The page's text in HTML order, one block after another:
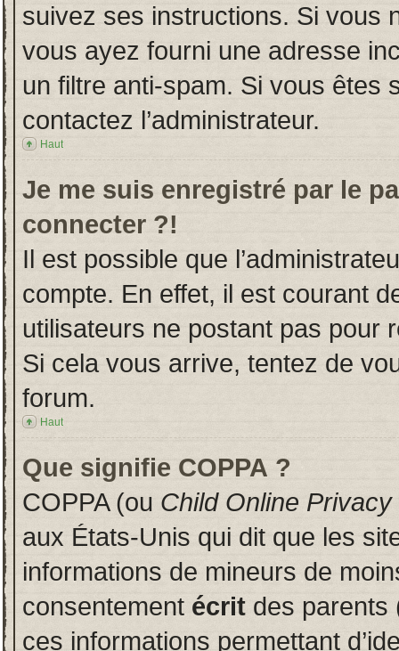
suivez ses instructions. Si vous
vous ayez fourni une adresse
un filtre anti-spam. Si vous êtes
contactez l’administrateur.
Haut
Je me suis enregistré par le
connecter ?!
Il est possible que
compte. En effet, il est courant
utilisateurs ne postant pas pour
Si cela vous arrive, tentez de
forum.
Haut
Que signifie COPPA ?
COPPA (ou Child Online
aux États-Unis qui dit que les
informations de mineurs de
consentement écrit des parents
ces informations permettant